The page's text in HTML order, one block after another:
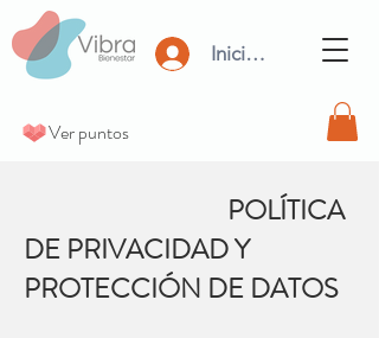
Iniciar Sesión
Ver puntos
POLÍTICA
DE PRIVACIDAD Y
PROTECCIÓN DE DATOS